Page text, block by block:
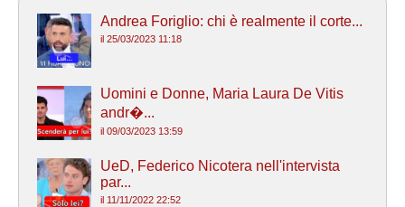
Andrea Foriglio: chi è realmente il corte...
il 25/03/2023 11:18
Uomini e Donne, Maria Laura De Vitis
andr�...
il 09/03/2023 13:59
UeD, Federico Nicotera nell'intervista
par...
il 11/11/2022 22:52